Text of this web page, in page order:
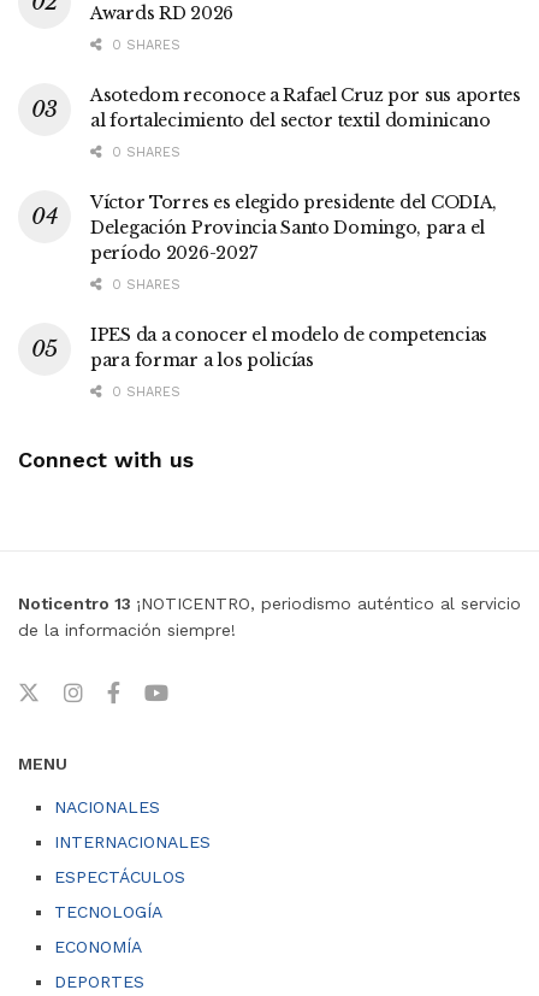
Awards RD 2026
0 SHARES
Asotedom reconoce a Rafael Cruz por sus aportes
al fortalecimiento del sector textil dominicano
0 SHARES
Víctor Torres es elegido presidente del CODIA,
Delegación Provincia Santo Domingo, para el
período 2026-2027
0 SHARES
IPES da a conocer el modelo de competencias
para formar a los policías
0 SHARES
Connect with us
Noticentro 13 ¡NOTICENTRO, periodismo auténtico al servicio
de la información siempre!
MENU
NACIONALES
INTERNACIONALES
ESPECTÁCULOS
TECNOLOGÍA
ECONOMÍA
DEPORTES